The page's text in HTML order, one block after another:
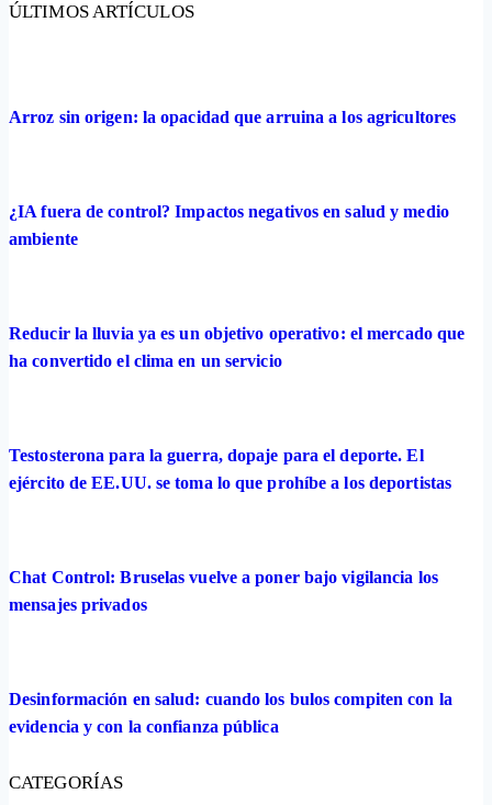
ÚLTIMOS ARTÍCULOS
Arroz sin origen: la opacidad que arruina a los agricultores
¿IA fuera de control? Impactos negativos en salud y medio
ambiente
Reducir la lluvia ya es un objetivo operativo: el mercado que
ha convertido el clima en un servicio
Testosterona para la guerra, dopaje para el deporte. El
ejército de EE.UU. se toma lo que prohíbe a los deportistas
Chat Control: Bruselas vuelve a poner bajo vigilancia los
mensajes privados
Desinformación en salud: cuando los bulos compiten con la
evidencia y con la confianza pública
CATEGORÍAS